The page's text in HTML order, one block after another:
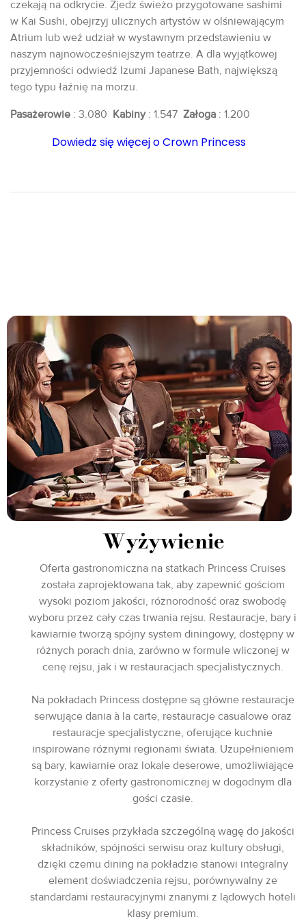
czekają na odkrycie. Zjedz świeżo przygotowane sashimi
w Kai Sushi, obejrzyj ulicznych artystów w olśniewającym
Atrium lub weź udział w wystawnym przedstawieniu w
naszym najnowocześniejszym teatrze. A dla wyjątkowej
przyjemności odwiedź Izumi Japanese Bath, największą
tego typu łaźnię na morzu.
Pasażerowie : 3.080 Kabiny: 1.547 Załoga : 1.200
Dowiedz się więcej o Crown Princess
Wyżywienie
Oferta gastronomiczna na statkach Princess Cruises
została zaprojektowana tak, aby zapewnić gościom
wysoki poziom jakości, różnorodność oraz swobodę
wyboru przez cały czas trwania rejsu. Restauracje, bary i
kawiarnie tworzą spójny system diningowy, dostępny w
różnych porach dnia, zarówno w formule wliczonej w
cenę rejsu, jak i w restauracjach specjalistycznych.
Na pokładach Princess dostępne są główne restauracje
serwujące dania à la carte, restauracje casualowe oraz
restauracje specjalistyczne, oferujące kuchnie
inspirowane różnymi regionami świata. Uzupełnieniem
są bary, kawiarnie oraz lokale deserowe, umożliwiające
korzystanie z oferty gastronomicznej w dogodnym dla
gości czasie.
Princess Cruises przykłada szczególną wagę do jakości
składników, spójności serwisu oraz kultury obsługi,
dzięki czemu dining na pokładzie stanowi integralny
element doświadczenia rejsu, porównywalny ze
standardami restauracyjnymi znanymi z lądowych hoteli
klasy premium.